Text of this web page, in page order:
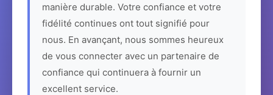
manière durable. Votre confiance et votre
fidélité continues ont tout signifié pour
nous. En avançant, nous sommes heureux
de vous connecter avec un partenaire de
confiance qui continuera à fournir un
excellent service.